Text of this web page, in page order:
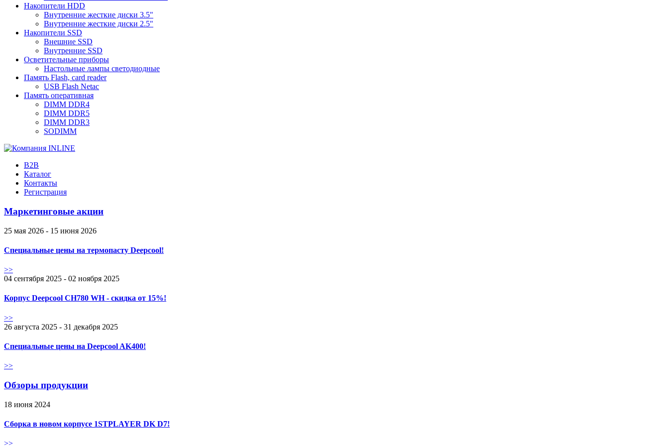
Накопители HDD
Внутренние жесткие диски 3.5"
Внутренние жесткие диски 2.5"
Накопители SSD
Внешние SSD
Внутренние SSD
Осветительные приборы
Настольные лампы светодиодные
Память Flash, card reader
USB Flash Netac
Память оперативная
DIMM DDR4
DIMM DDR5
DIMM DDR3
SODIMM
B2B
Каталог
Контакты
Регистрация
Маркетинговые акции
25 мая 2026 - 15 июня 2026
Специальные цены на термопасту Deepcool!
>>
04 сентября 2025 - 02 ноября 2025
Корпус Deepcool CH780 WH - скидка от 15%!
>>
26 августа 2025 - 31 декабря 2025
Специальные цены на Deepcool AK400!
>>
Обзоры продукции
18 июня 2024
Сборка в новом корпусе 1STPLAYER DK D7!
>>